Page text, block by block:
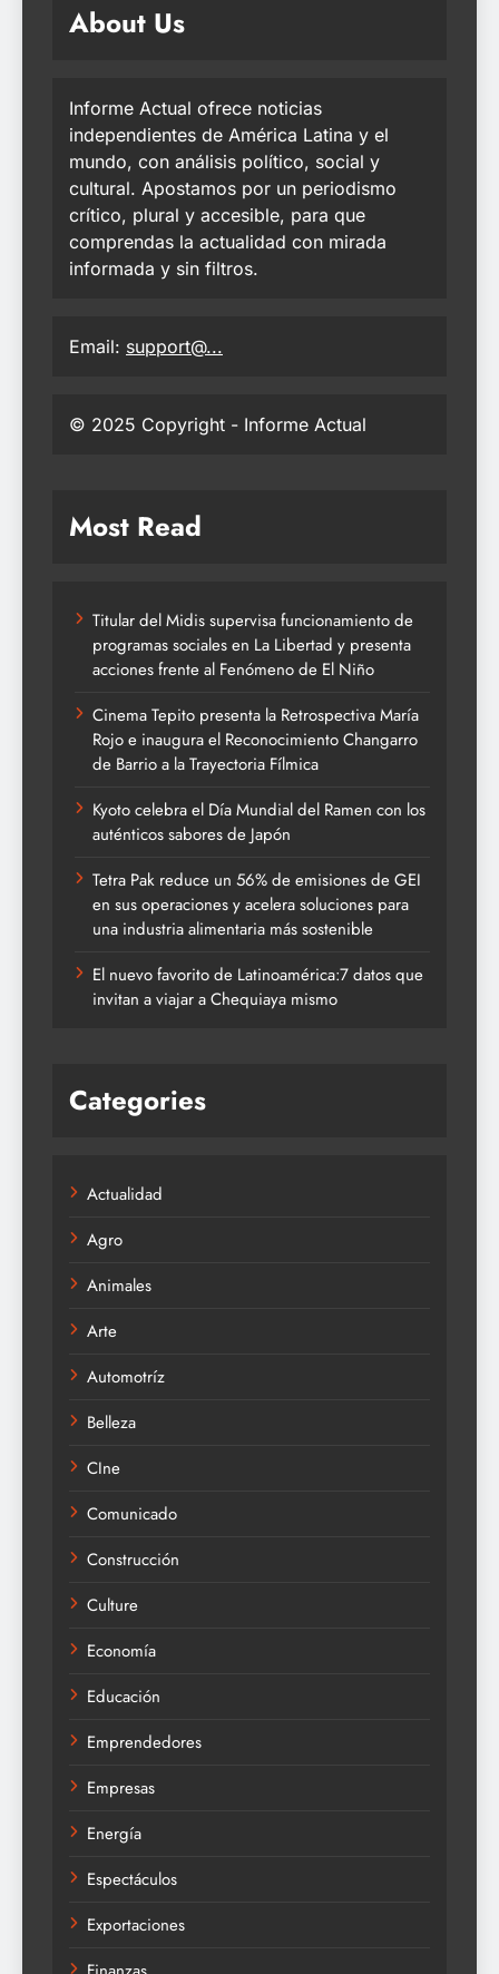
About Us
Informe Actual ofrece noticias
independientes de América Latina y el
mundo, con análisis político, social y
cultural. Apostamos por un periodismo
crítico, plural y accesible, para que
comprendas la actualidad con mirada
informada y sin filtros.
Email: support@...
© 2025 Copyright - Informe Actual
Most Read
Titular del Midis supervisa funcionamiento de
programas sociales en La Libertad y presenta
acciones frente al Fenómeno de El Niño
Cinema Tepito presenta la Retrospectiva María
Rojo e inaugura el Reconocimiento Changarro
de Barrio a la Trayectoria Fílmica
Kyoto celebra el Día Mundial del Ramen con los
auténticos sabores de Japón
Tetra Pak reduce un 56% de emisiones de GEI
en sus operaciones y acelera soluciones para
una industria alimentaria más sostenible
El nuevo favorito de Latinoamérica:7 datos que
invitan a viajar a Chequiaya mismo
Categories
Actualidad
Agro
Animales
Arte
Automotríz
Belleza
CIne
Comunicado
Construcción
Culture
Economía
Educación
Emprendedores
Empresas
Energía
Espectáculos
Exportaciones